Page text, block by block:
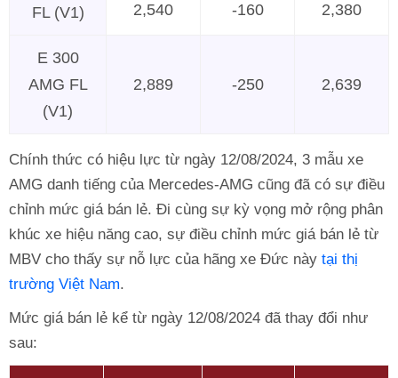
FL (V1)
2,540 -160 2,380
E 300
AMG FL
(V1)
2,889 -250 2,639
Chính thức có hiệu lực từ ngày 12/08/2024, 3 mẫu xe
AMG danh tiếng của Mercedes-AMG cũng đã có sự điều
chỉnh mức giá bán lẻ. Đi cùng sự kỳ vọng mở rộng phân
khúc xe hiệu năng cao, sự điều chỉnh mức giá bán lẻ từ
MBV cho thấy sự nỗ lực của hãng xe Đức này tại thị
trường Việt Nam.
Mức giá bán lẻ kể từ ngày 12/08/2024 đã thay đổi như
sau: